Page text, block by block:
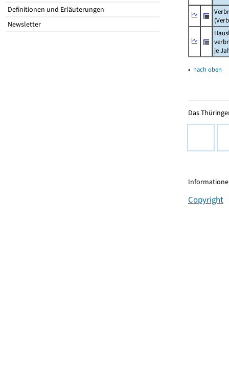
Definitionen und Erläuterungen
Newsletter
je
▴ nach oben
Das
Copyright